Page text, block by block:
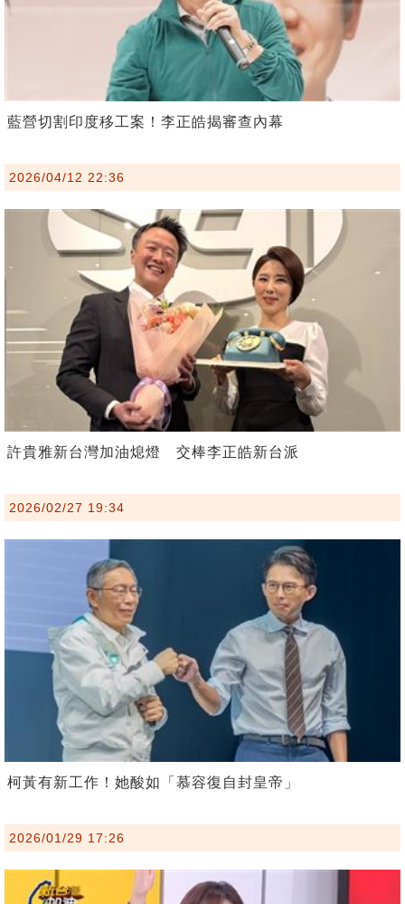
藍營切割印度移工案！李正皓揭審查內幕
2026/04/12 22:36
許貴雅新台灣加油熄燈 交棒李正皓新台派
2026/02/27 19:34
柯黃有新工作！她酸如「慕容復自封皇帝」
2026/01/29 17:26